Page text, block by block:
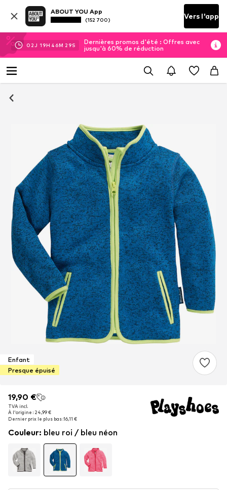
ABOUT YOU App
(152 700) Vers l'app
02J 19H 46M 29S
Dernières promos d'été : Offres avec
jusqu'à 60% de réduction
Enfant
Presque épuisé
19,90 €
TVA incl.
À l'origine : 24,99 €
Dernier prix le plus bas :16,11 €
19,90 €
TVA incl.
À l'origine : 24,99 €
Dernier prix le plus bas :16,11 €
Couleur: bleu roi / bleu néon